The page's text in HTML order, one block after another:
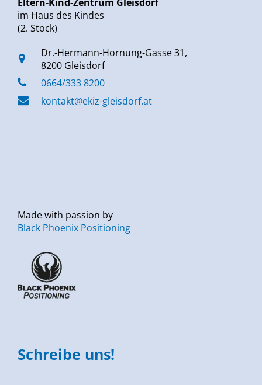
im Haus des Kindes
(2. Stock)
Dr.-Hermann-Hornung-Gasse 31,
8200 Gleisdorf
0664/333 8200
kontakt@ekiz-gleisdorf.at
Made with passion by
Black Phoenix Positioning
Schreibe uns!